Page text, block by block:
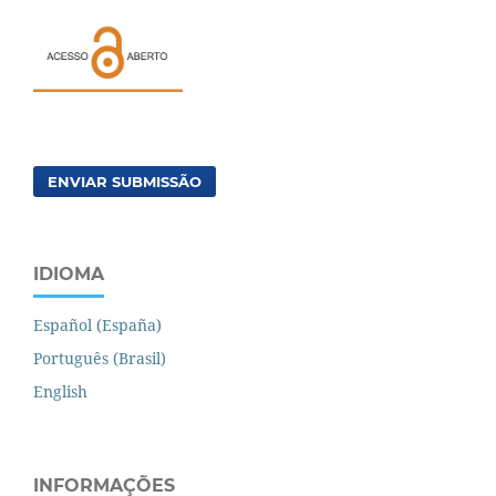
ENVIAR SUBMISSÃO
IDIOMA
Español (España)
Português (Brasil)
English
INFORMAÇÕES